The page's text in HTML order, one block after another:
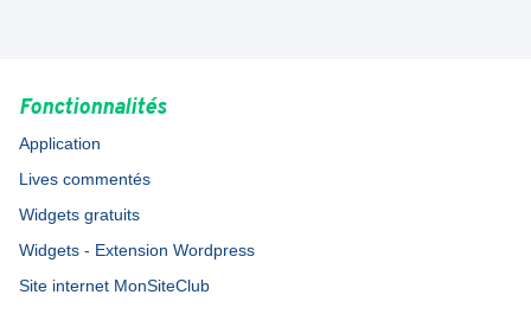
Fonctionnalités
Application
Lives commentés
Widgets gratuits
Widgets - Extension Wordpress
Site internet MonSiteClub